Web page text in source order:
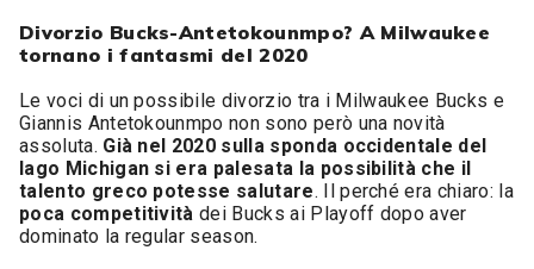
Divorzio Bucks-Antetokounmpo? A Milwaukee
tornano i fantasmi del 2020
Le voci di un possibile divorzio tra i Milwaukee Bucks e
Giannis Antetokounmpo non sono però una novità
assoluta. Già nel 2020 sulla sponda occidentale del
lago Michigan si era palesata la possibilità che il
talento greco potesse salutare. Il perché era chiaro: la
poca competitività dei Bucks ai Playoff dopo aver
dominato la regular season.